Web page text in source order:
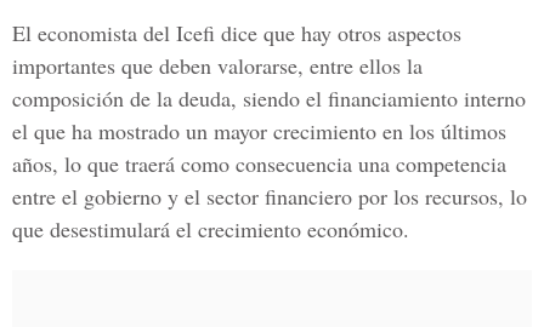
El economista del Icefi dice que hay otros aspectos
importantes que deben valorarse, entre ellos la
composición de la deuda, siendo el financiamiento interno
el que ha mostrado un mayor crecimiento en los últimos
años, lo que traerá como consecuencia una competencia
entre el gobierno y el sector financiero por los recursos, lo
que desestimulará el crecimiento económico.